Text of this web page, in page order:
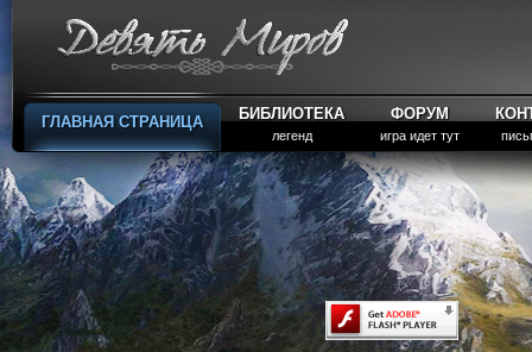
ГЛАВНАЯ СТРАНИЦА БИБЛИОТЕКА
легенд
ФОРУМ
игра идет тут